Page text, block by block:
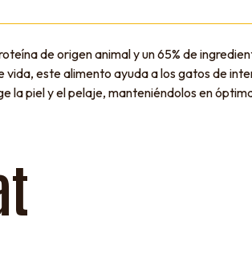
de origen animal y un 65% de
este alimento ayuda a los gatos de
piel y el pelaje, manteniéndolos en